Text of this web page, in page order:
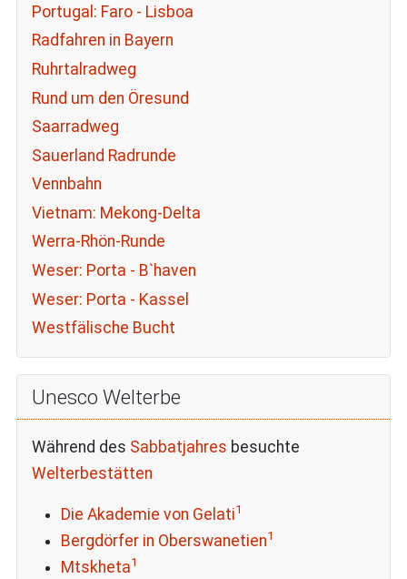
Portugal: Faro - Lisboa
Radfahren in Bayern
Ruhrtalradweg
Rund um den Öresund
Saarradweg
Sauerland Radrunde
Vennbahn
Vietnam: Mekong-Delta
Werra-Rhön-Runde
Weser: Porta - B`haven
Weser: Porta - Kassel
Westfälische Bucht
Unesco Welterbe
Während des Sabbatjahres besuchte
Welterbestätten
Die Akademie von Gelati1
Bergdörfer in Oberswanetien1
Mtskheta1